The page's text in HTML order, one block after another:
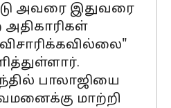
அவரை இதுவரை
பாலாஜியை
மாற்றி